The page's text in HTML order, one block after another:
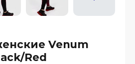
Venum
Red